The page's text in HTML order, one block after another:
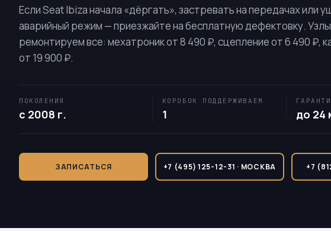
Если Seat Ibiza начала «дёргать», застревать на передачах или
аварийный режим — приезжайте на бесплатную дефектовку. Узлы
ремонтируем все: мехатроник от 8 490 ₽, сцепление от 6 490 ₽,
от 19 900 ₽.
ПОКОЛЕНИЯ
с 2008 г.
КОРОБОК ПОДДЕРЖИВАЕМ
1 до 24
ЗАПИСАТЬСЯ +7 (495) 125-12-31 · МОСКВА +7